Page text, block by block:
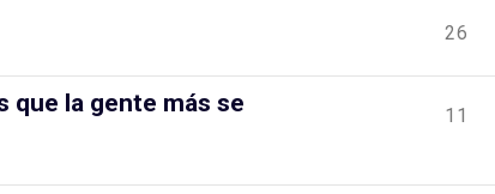
26
que la gente más se
11